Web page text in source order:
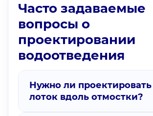
Часто задаваемые
вопросы о
проектировании
водоотведения
Нужно ли проектировать
лоток вдоль отмостки?